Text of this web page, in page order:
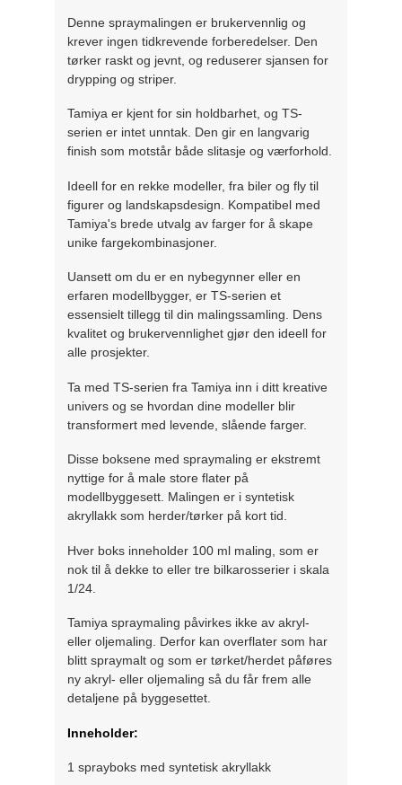
Denne spraymalingen er brukervennlig og
krever ingen tidkrevende forberedelser. Den
tørker raskt og jevnt, og reduserer sjansen for
drypping og striper.
Tamiya er kjent for sin holdbarhet, og TS-
serien er intet unntak. Den gir en langvarig
finish som motstår både slitasje og værforhold.
Ideell for en rekke modeller, fra biler og fly til
figurer og landskapsdesign. Kompatibel med
Tamiya's brede utvalg av farger for å skape
unike fargekombinasjoner.
Uansett om du er en nybegynner eller en
erfaren modellbygger, er TS-serien et
essensielt tillegg til din malingssamling. Dens
kvalitet og brukervennlighet gjør den ideell for
alle prosjekter.
Ta med TS-serien fra Tamiya inn i ditt kreative
univers og se hvordan dine modeller blir
transformert med levende, slående farger.
Disse boksene med spraymaling er ekstremt
nyttige for å male store flater på
modellbyggesett. Malingen er i syntetisk
akryllakk som herder/tørker på kort tid.
Hver boks inneholder 100 ml maling, som er
nok til å dekke to eller tre bilkarosserier i skala
1/24.
Tamiya spraymaling påvirkes ikke av akryl-
eller oljemaling. Derfor kan overflater som har
blitt spraymalt og som er tørket/herdet påføres
ny akryl- eller oljemaling så du får frem alle
detaljene på byggesettet.
Inneholder:
1 sprayboks med syntetisk akryllakk